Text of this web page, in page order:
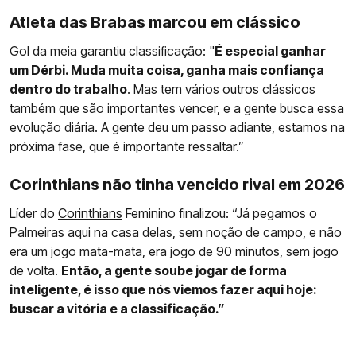
Atleta das Brabas marcou em clássico
Gol da meia garantiu classificação: "É especial ganhar
um Dérbi. Muda muita coisa, ganha mais confiança
dentro do trabalho. Mas tem vários outros clássicos
também que são importantes vencer, e a gente busca essa
evolução diária. A gente deu um passo adiante, estamos na
próxima fase, que é importante ressaltar.”
Corinthians não tinha vencido rival em 2026
Líder do Corinthians Feminino finalizou: “Já pegamos o
Palmeiras aqui na casa delas, sem noção de campo, e não
era um jogo mata-mata, era jogo de 90 minutos, sem jogo
de volta. Então, a gente soube jogar de forma
inteligente, é isso que nós viemos fazer aqui hoje:
buscar a vitória e a classificação.”